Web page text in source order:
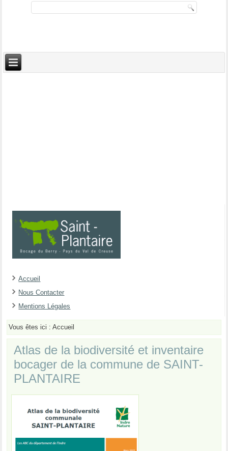
Accueil
Nous Contacter
Mentions Légales
Vous êtes ici :Accueil
Atlas de la biodiversité et inventaire
bocager de la commune de SAINT-
PLANTAIRE